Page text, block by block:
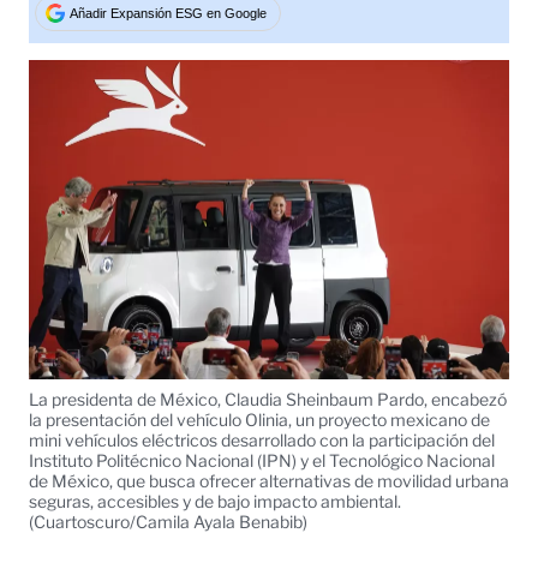
Añadir Expansión ESG en Google
La presidenta de México, Claudia Sheinbaum Pardo, encabezó
la presentación del vehículo Olinia, un proyecto mexicano de
mini vehículos eléctricos desarrollado con la participación del
Instituto Politécnico Nacional (IPN) y el Tecnológico Nacional
de México, que busca ofrecer alternativas de movilidad urbana
seguras, accesibles y de bajo impacto ambiental.
(Cuartoscuro/Camila Ayala Benabib)